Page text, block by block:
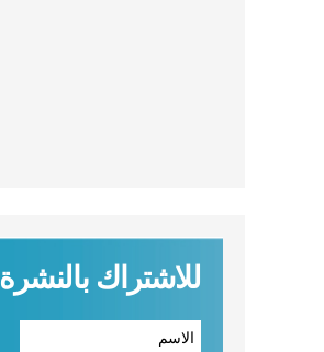
للاشتراك بالنشرة